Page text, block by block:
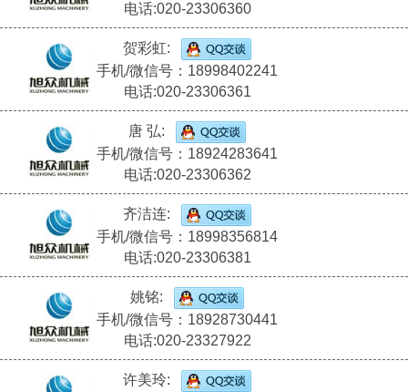
电话:020-23306360
贺彩虹:
手机/微信号：18998402241
电话:020-23306361
唐 弘:
手机/微信号：18924283641
电话:020-23306362
齐洁连:
手机/微信号：18998356814
电话:020-23306381
姚铭:
手机/微信号：18928730441
电话:020-23327922
许美玲: